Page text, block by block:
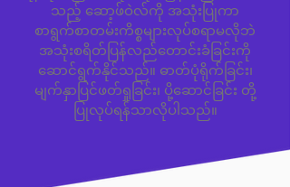
သည့် ဆော့ဖ်ဝဲလ်ကို အသုံးပြုကာ
စာရွက်စာတမ်းကိစ္စများလုပ်စရာမလိုဘဲ
အသုံးစရိတ်ပြန်လည်တောင်းခံခြင်းကို
ဆောင်ရွက်နိုင်သည်။ ဓာတ်ပုံရိုက်ခြင်း၊
မျက်နှာပြင်ဖတ်ရှုခြင်း၊ ပို့ဆောင်ခြင်း တို့
ပြုလုပ်ရန်သာလိုပါသည်။